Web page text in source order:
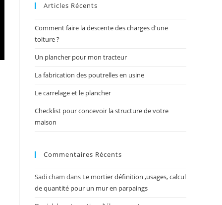
Articles Récents
Comment faire la descente des charges d'une
toiture ?
Un plancher pour mon tracteur
La fabrication des poutrelles en usine
Le carrelage et le plancher
Checklist pour concevoir la structure de votre
maison
Commentaires Récents
Sadi cham dans Le mortier définition ,usages, calcul
de quantité pour un mur en parpaings